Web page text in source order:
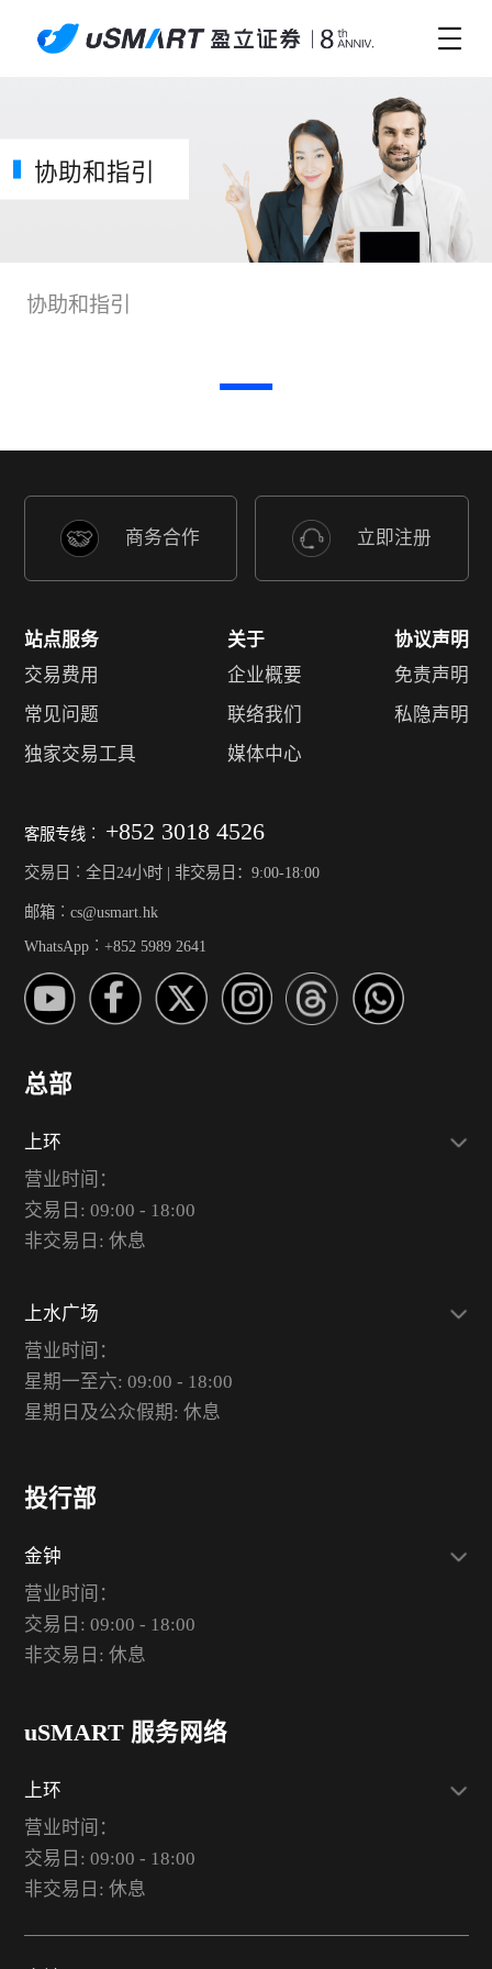
协助和指引
协助和指引
商务合作 立即注册
站点服务
交易费用
常见问题
独家交易工具
关于
企业概要
联络我们
媒体中心
协议声明
免责声明
私隐声明
客服专线︰ +852 3018 4526
交易日︰全日24小时 | 非交易日：9:00-18:00
邮箱︰cs@usmart.hk
WhatsApp︰+852 5989 2641
总部
上环
营业时间：
交易日: 09:00 - 18:00
非交易日: 休息
上水广场
营业时间：
星期一至六: 09:00 - 18:00
星期日及公众假期: 休息
投行部
金钟
营业时间：
交易日: 09:00 - 18:00
非交易日: 休息
uSMART 服务网络
上环
营业时间：
交易日: 09:00 - 18:00
非交易日: 休息